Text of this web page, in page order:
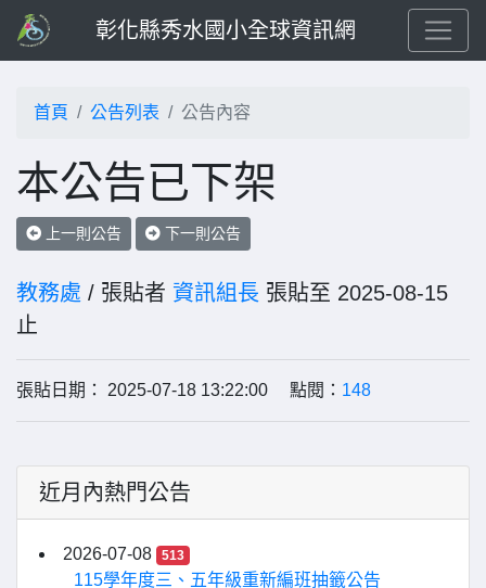
彰化縣秀水國小全球資訊網
首頁 公告列表 公告內容
本公告已下架
上一則公告 下一則公告
教務處 / 張貼者 資訊組長 張貼至 2025-08-15
止
張貼日期： 2025-07-18 13:22:00 點閱： 148
近月內熱門公告
2026-07-08 513
115學年度三、五年級重新編班抽籤公告